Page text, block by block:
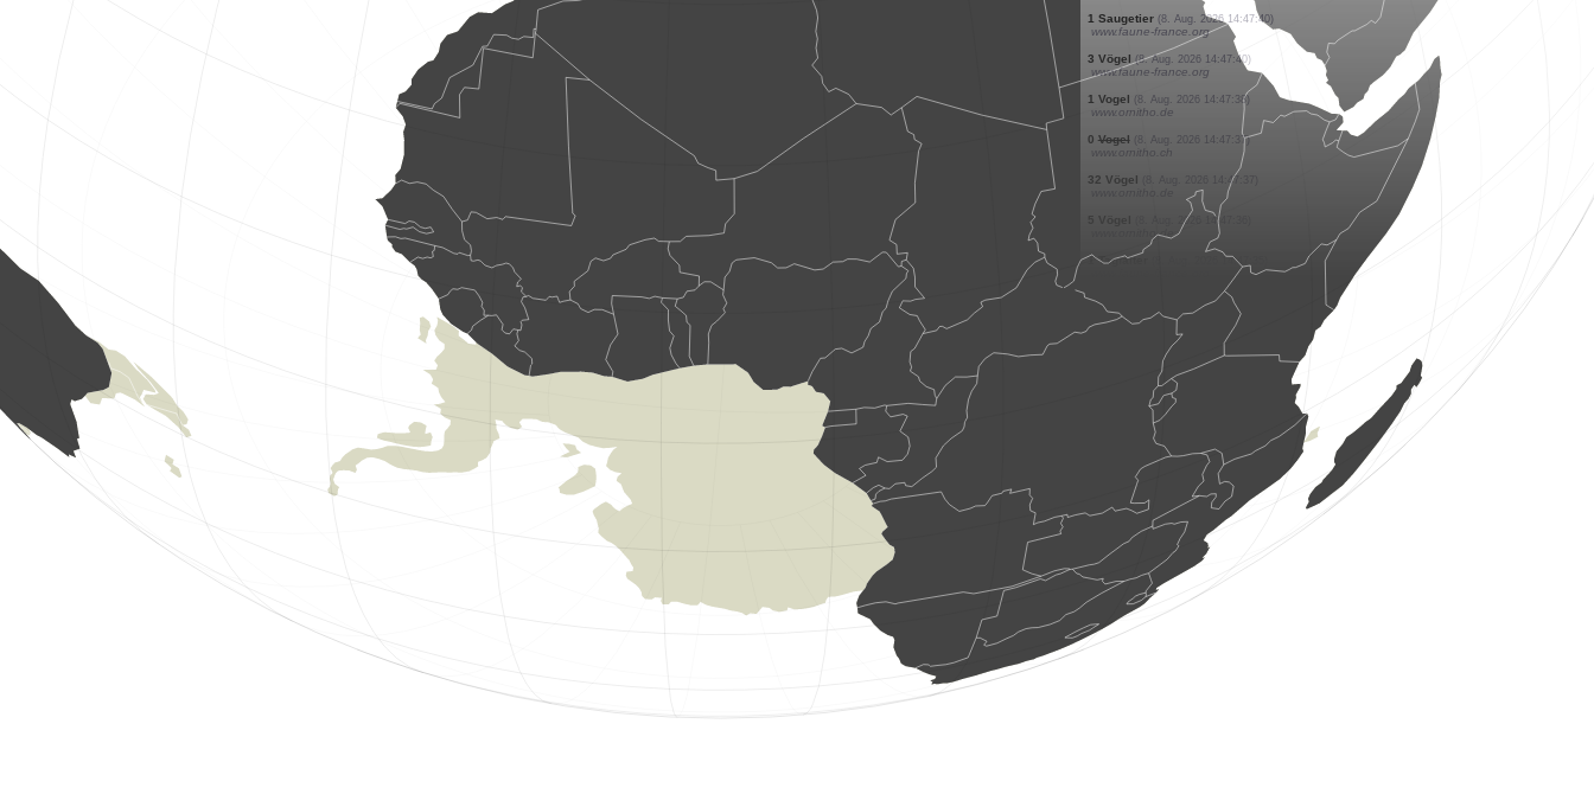
1 Vogel (8. Aug. 2026 14:47:55)
www.faune-france.org
1 Vogel (8. Aug. 2026 14:47:51)
www.ornitho.ch
4 Vögel (8. Aug. 2026 14:47:49)
www.ornitho.de
0 Vogel (8. Aug. 2026 14:47:48)
www.ornitho.at
16 Vögel (8. Aug. 2026 14:47:48)
(8. Aug. 2026 14:47:47)
www.ornitho.ch
1 Vogel (8. Aug. 2026 14:47:43)
1 Saugetier (8. Aug. 2026 14:47:40)
www.faune-france.org
(8. Aug. 2026 14:47:40)
www.faune-france.org
(8. Aug. 2026 14:47:38)
www.ornitho.de
(8. Aug. 2026 14:47:37)
www.ornitho.ch
(8. Aug. 2026 14:47:37)
www.ornitho.de
5 Vögel (8. Aug. 2026 14:47:36)
www.ornitho.de
1 Tagfalter (8. Aug. 2026 14:47:35)
www.faune-france.org
9 Vögel (8. Aug. 2026 14:47:33)
www.ornitho.de
1 Vogel (8. Aug. 2026 14:47:31)
www.ornitho.de